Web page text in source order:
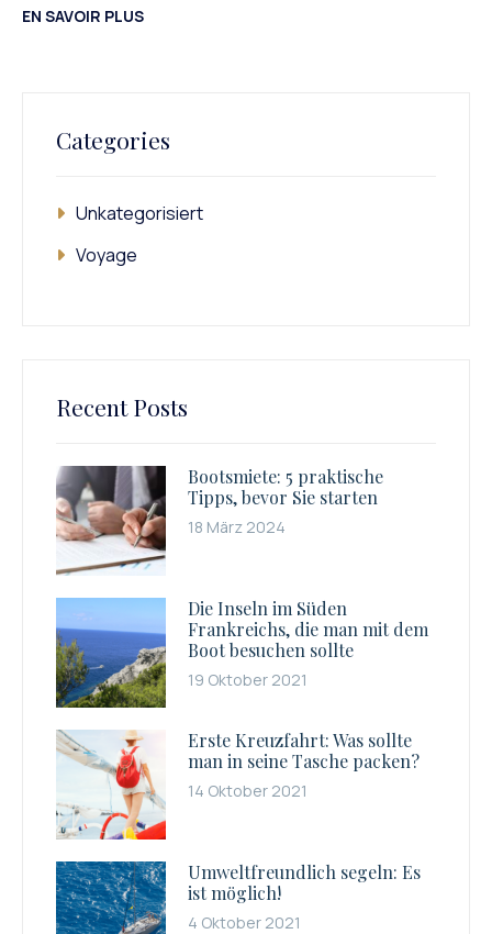
EN SAVOIR PLUS
Categories
Unkategorisiert
Voyage
Recent Posts
Bootsmiete: 5 praktische
Tipps, bevor Sie starten
18 März 2024
Die Inseln im Süden
Frankreichs, die man mit dem
Boot besuchen sollte
19 Oktober 2021
Erste Kreuzfahrt: Was sollte
man in seine Tasche packen?
14 Oktober 2021
Umweltfreundlich segeln: Es
ist möglich!
4 Oktober 2021